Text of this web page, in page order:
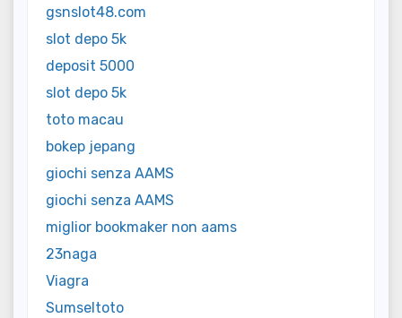
gsnslot48.com
slot depo 5k
deposit 5000
slot depo 5k
toto macau
bokep jepang
giochi senza AAMS
giochi senza AAMS
miglior bookmaker non aams
23naga
Viagra
Sumseltoto